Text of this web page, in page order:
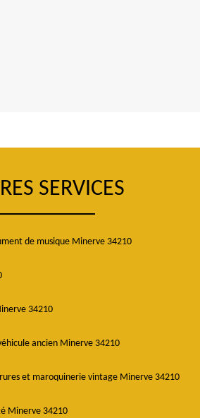
SERVICES
de musique Minerve 34210
34210
ancien Minerve 34210
et maroquinerie vintage Minerve 34210
Minerve 34210